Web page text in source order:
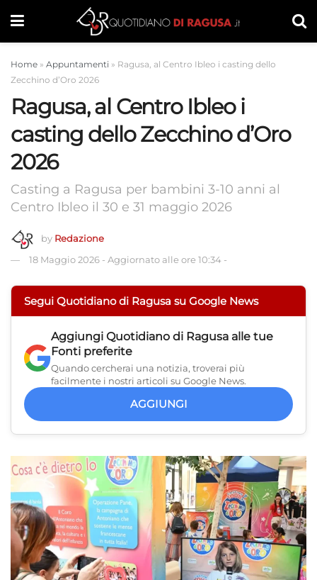
Home » Appuntamenti » Ragusa, al Centro Ibleo i casting dello
Zecchino d’Oro 2026
Ragusa, al Centro Ibleo i
casting dello Zecchino d’Oro
2026
Casting a Ragusa per bambini 3-10 anni al
Centro Ibleo il 30 e 31 maggio 2026
by Redazione
18 Maggio 2026 - Aggiornato alle ore 10:34 -
Segui Quotidiano di Ragusa su Google News
Aggiungi Quotidiano di Ragusa alle tue
Fonti preferite
Quando cercherai una notizia, troverai più
facilmente i nostri articoli su Google News.
AGGIUNGI